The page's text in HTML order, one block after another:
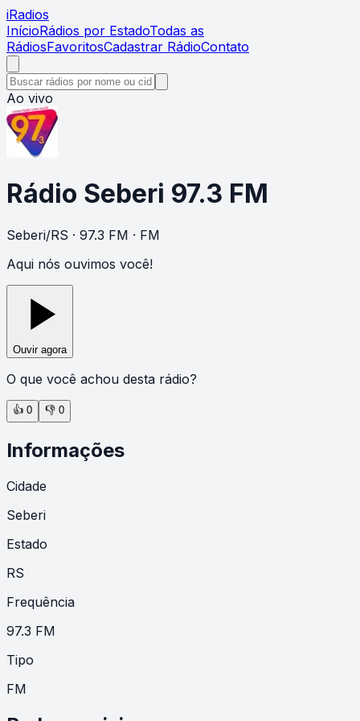
iRadios
InícioRádios por EstadoTodas as
RádiosFavoritosCadastrar RádioContato
Ao vivo
Rádio Seberi 97.3 FM
Seberi/RS · 97.3 FM · FM
Aqui nós ouvimos você!
Ouvir agora
O que você achou desta rádio?
👍 0 👎 0
Informações
Cidade
Seberi
Estado
RS
Frequência
97.3 FM
Tipo
FM